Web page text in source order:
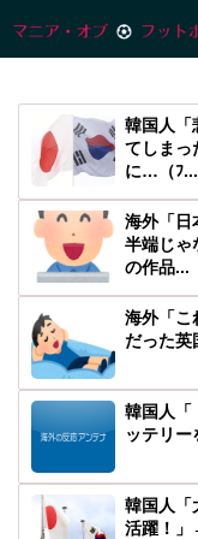
韓国人「
てしま
に…（ﾌ...
海外「日
半端じゃ
の作品...
海外「こ
だった英
韓国人「
ッテリ
韓国人「
活躍！」